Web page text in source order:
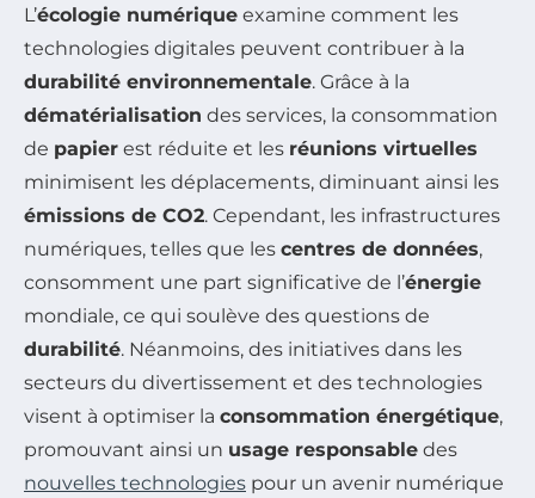
L’écologie numérique examine comment les
technologies digitales peuvent contribuer à la
durabilité environnementale. Grâce à la
dématérialisation des services, la consommation
de papier est réduite et les réunions virtuelles
minimisent les déplacements, diminuant ainsi les
émissions de CO2. Cependant, les infrastructures
numériques, telles que les centres de données,
consomment une part significative de l’énergie
mondiale, ce qui soulève des questions de
durabilité. Néanmoins, des initiatives dans les
secteurs du divertissement et des technologies
visent à optimiser la consommation énergétique,
promouvant ainsi un usage responsable des
nouvelles technologies pour un avenir numérique